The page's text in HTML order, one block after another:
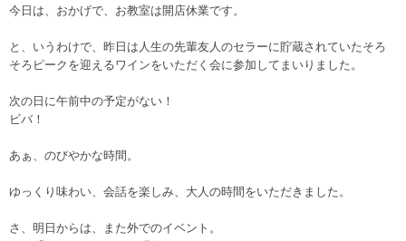
今日は、おかげで、お教室は開店休業です。
と、いうわけで、昨日は人生の先輩友人のセラーに貯蔵されていたそろ
そろピークを迎えるワインをいただく会に参加してまいりました。
次の日に午前中の予定がない！
ビバ！
あぁ、のびやかな時間。
ゆっくり味わい、会話を楽しみ、大人の時間をいただきました。
さ、明日からは、また外でのイベント。